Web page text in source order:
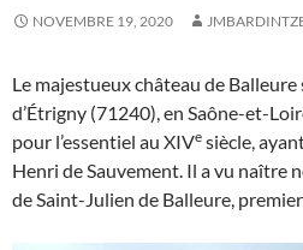
NOVEMBRE 19, 2020
Le majestueux château de
d’Étrigny (71240), en Saône-et-
pour l’essentiel au XIVe siècle,
Henri de Sauvement. Il a vu naître
de Saint-Julien de Balleure,